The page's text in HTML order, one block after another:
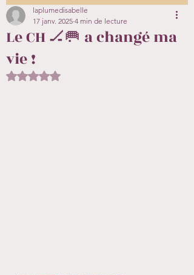
Le CH 🏒🥅 a changé ma
vie !
laplumedisabelle
17 janv. 2025 4 min de lecture
Noté NaN étoiles sur 5.